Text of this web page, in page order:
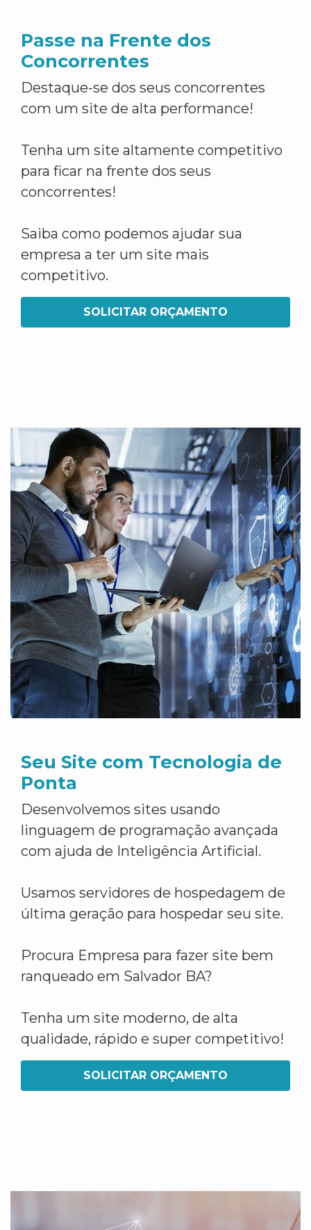
Passe na Frente dos
Concorrentes
Destaque-se dos seus concorrentes
com um site de alta performance!
Tenha um site altamente competitivo
para ficar na frente dos seus
concorrentes!
Saiba como podemos ajudar sua
empresa a ter um site mais
competitivo.
SOLICITAR ORÇAMENTO
Seu Site com Tecnologia de
Ponta
Desenvolvemos sites usando
linguagem de programação avançada
com ajuda de Inteligência Artificial.
Usamos servidores de hospedagem de
última geração para hospedar seu site.
Procura Empresa para fazer site bem
ranqueado em Salvador BA?
Tenha um site moderno, de alta
qualidade, rápido e super competitivo!
SOLICITAR ORÇAMENTO